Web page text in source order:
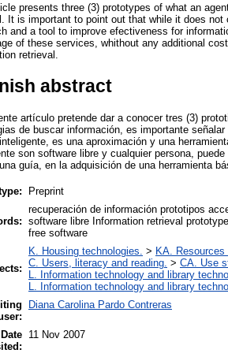
presents three (3) prototypes of what an
It is important to point out that while it does
and a tool to improve efectiveness for
of these services, whithout any additional
retrieval.
abstract
artículo pretende dar a conocer tres (3)
de buscar información, es importante
es una aproximación y una
son software libre y cualquier persona,
guía, en la adquisición de una herramienta
Preprint
recuperación de información prototipos
software libre Information retrieval
free software
K. Housing technologies. > KA.
C. Users, literacy and reading. > CA. Use
L. Information technology and library
L. Information technology and library
Diana Carolina Pardo Contreras
Date 11 Nov 2007